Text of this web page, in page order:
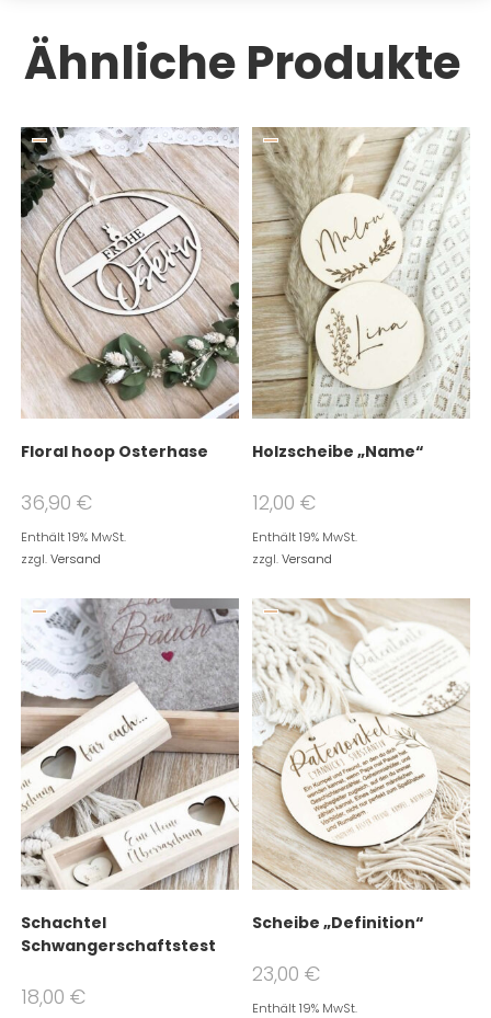
Ähnliche Produkte
Floral hoop Osterhase
36,90 €
Enthält 19% MwSt.
zzgl.Versand
Holzscheibe „Name“
12,00€
Enthält 19% MwSt.
zzgl.Versand
Schachtel
Schwangerschaftstest
18,00 €
Scheibe „Definition“
23,00€
Enthält 19% MwSt.